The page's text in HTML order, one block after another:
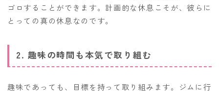
ゴロすることができます。計画的な休息こそが、彼らに
とっての真の休息なのです。
2. 趣味の時間も本気で取り組む
趣味であっても、目標を持って取り組みます。ジムに行